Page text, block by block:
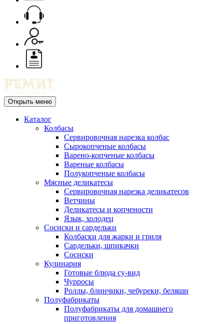
Открыть меню
Каталог
Колбасы
Сервировочная нарезка колбас
Сырокопченые колбасы
Варено-копченые колбасы
Вареные колбасы
Полукопченые колбасы
Мясные деликатесы
Сервировочная нарезка деликатесов
Ветчины
Деликатесы и копчености
Язык, холодец
Сосиски и сардельки
Колбаски для жарки и гриля
Сардельки, шпикачки
Сосиски
Кулинария
Готовые блюда су-вид
Чурросы
Роллы, блинчики, чебуреки, беляши
Полуфабрикаты
Полуфабрикаты для домашнего
приготовления